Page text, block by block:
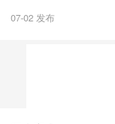
07-02 发布